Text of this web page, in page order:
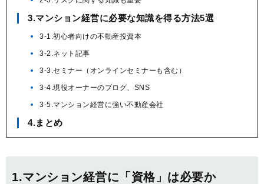
3.マンション経営に必要な知識を得る方法5選
3-1.初心者向けの不動産投資本
3-2.ネット記事
3-3.セミナー（オンラインセミナーも含む）
3-4.現役オーナーのブログ、SNS
3-5.マンション経営に強い不動産会社
4.まとめ
1.マンション経営に「資格」は必要か